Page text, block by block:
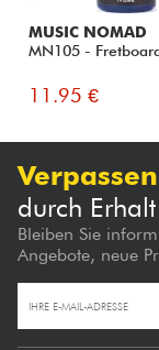
MUSIC NOMAD
MN105 -
11.95 €
durch
Bleiben Sie
Angebote, neue